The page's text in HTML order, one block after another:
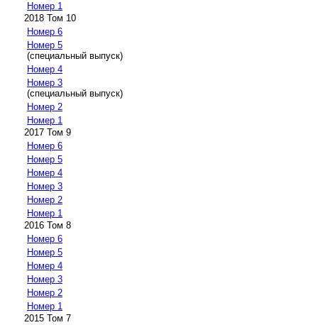
Номер 1
2018 Том 10
Номер 6
Номер 5
(специальный выпуск)
Номер 4
Номер 3
(специальный выпуск)
Номер 2
Номер 1
2017 Том 9
Номер 6
Номер 5
Номер 4
Номер 3
Номер 2
Номер 1
2016 Том 8
Номер 6
Номер 5
Номер 4
Номер 3
Номер 2
Номер 1
2015 Том 7